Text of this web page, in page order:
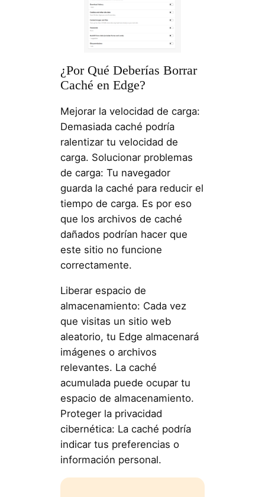
¿Por Qué Deberías Borrar
Caché en Edge?
Mejorar la velocidad de carga:
Demasiada caché podría
ralentizar tu velocidad de
carga. Solucionar problemas
de carga: Tu navegador
guarda la caché para reducir el
tiempo de carga. Es por eso
que los archivos de caché
dañados podrían hacer que
este sitio no funcione
correctamente.
Liberar espacio de
almacenamiento: Cada vez
que visitas un sitio web
aleatorio, tu Edge almacenará
imágenes o archivos
relevantes. La caché
acumulada puede ocupar tu
espacio de almacenamiento.
Proteger la privacidad
cibernética: La caché podría
indicar tus preferencias o
información personal.